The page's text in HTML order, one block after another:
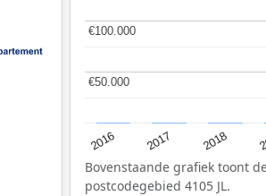
2016 2017 2018
€50.000
€50.000
€100.000
€100.000
Bovenstaande grafiek toont
postcodegebied 4105 JL.